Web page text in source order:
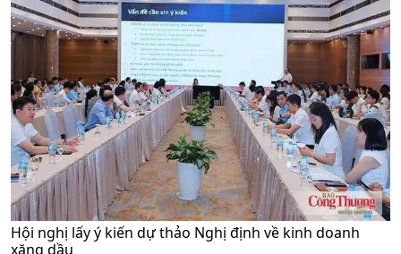
Hội nghị lấy ý kiến dự thảo Nghị định về kinh doanh
xăng dầu